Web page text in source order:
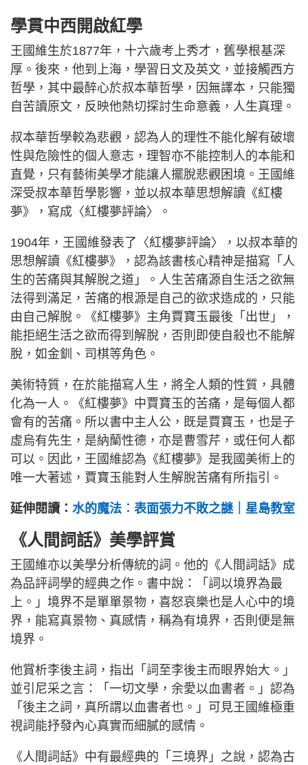
學貫中西開啟紅學
王國維生於1877年，十六歲考上秀才，舊學根基深
厚。後來，他到上海，學習日文及英文，並接觸西方
哲學，其中最醉心於叔本華哲學，因無譯本，只能獨
自苦讀原文，反映他熱切探討生命意義，人生真理。
叔本華哲學較為悲觀，認為人的理性不能化解有破壞
性與危險性的個人意志，理智亦不能控制人的本能和
直覺，只有藝術美學才能讓人擺脫悲觀困境。王國維
深受叔本華哲學影響，並以叔本華思想解讀《紅樓
夢》，寫成〈紅樓夢評論〉。
1904年，王國維發表了〈紅樓夢評論〉，以叔本華的
思想解讀《紅樓夢》，認為該書核心精神是描寫「人
生的苦痛與其解脫之道」。人生苦痛源自生活之欲無
法得到滿足，苦痛的根源是自己的欲求造成的，只能
由自己解脫。《紅樓夢》主角賈寶玉最後「出世」，
能拒絕生活之欲而得到解脫，否則即使自殺也不能解
脫，如金釧、司棋等角色。
美術特質，在於能描寫人生，將全人類的性質，具體
化為一人。《紅樓夢》中賈寶玉的苦痛，是每個人都
會有的苦痛。所以書中主人公，既是賈寶玉，也是子
虛烏有先生，是納蘭性德，亦是曹雪芹，或任何人都
可以。因此，王國維認為《紅樓夢》是我國美術上的
唯一大著述，賈寶玉能對人生解脫苦痛有所指引。
延伸閱讀： 水的魔法︰表面張力不敗之謎｜星島教室
《人間詞話》美學評賞
王國維亦以美學分析傳統的詞。他的《人間詞話》成
為品評詞學的經典之作。書中說：「詞以境界為最
上。」境界不是單單景物，喜怒哀樂也是人心中的境
界，能寫真景物、真感情，稱為有境界，否則便是無
境界。
他賞析李後主詞，指出「詞至李後主而眼界始大。」
並引尼采之言：「一切文學，余愛以血書者。」認為
「後主之詞，真所謂以血書者也。」可見王國維極重
視詞能抒發內心真實而細膩的感情。
《人間詞話》中有最經典的「三境界」之說，認為古